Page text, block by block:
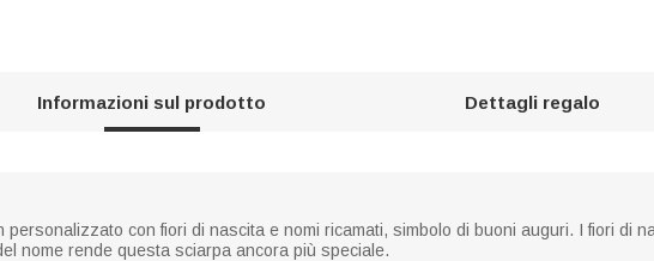
Informazioni sul prodotto Dettagli regalo
con fiori di nascita e nomi ricamati, simbolo di buoni auguri. I fiori di
nome rende questa sciarpa ancora più speciale.